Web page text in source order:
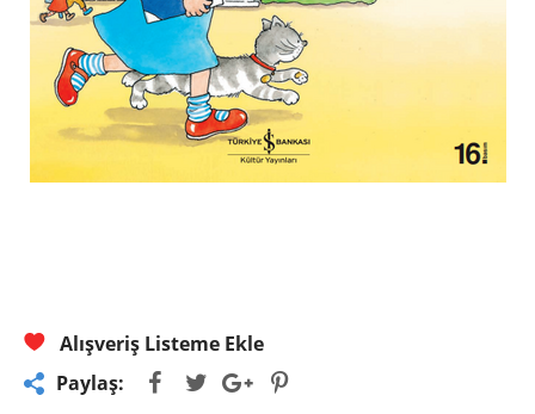
Alışveriş Listeme Ekle
Paylaş: